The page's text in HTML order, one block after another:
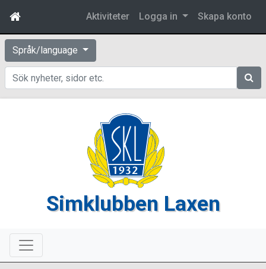
Aktiviteter Logga in Skapa konto
Språk/language
Sök
Simklubben Laxen